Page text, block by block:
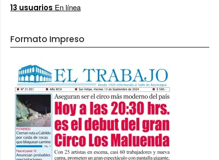
13 usuarios En línea
Formato Impreso